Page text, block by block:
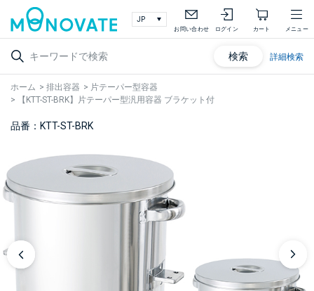
お問い合わせ ログイン カート メニュー
検索 詳細検索
ホーム > 排出容器 > 片テーパー型容器
>
【KTT-ST-BRK】片テーパー型汎用容器 ブラケット付
品番：KTT-ST-BRK